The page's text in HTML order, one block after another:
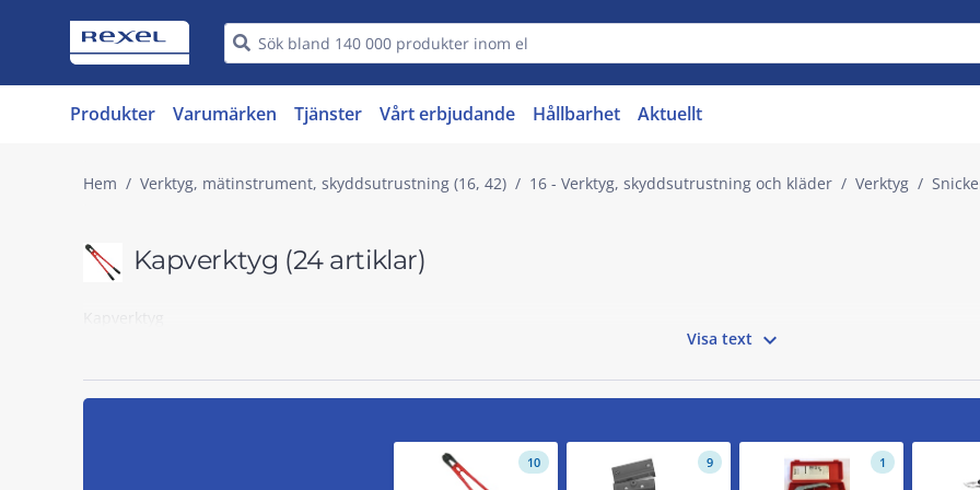
Produkter Varumärken Tjänster Vårt erbjudande Hållbarhet Aktuellt
Hem Verktyg, mätinstrument, skyddsutrustning (16, 42) 16 - Verktyg, skyddsutrustning och kläder Verktyg
Kapverktyg (24 artiklar)
Visa text 
10 9 1